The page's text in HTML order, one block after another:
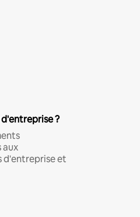
?
aux
d'entreprise et